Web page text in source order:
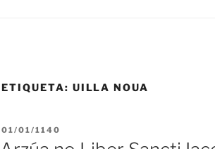
ETIQUETA: UILLA NOUA
PUBLICADO
EN
01/01/1140